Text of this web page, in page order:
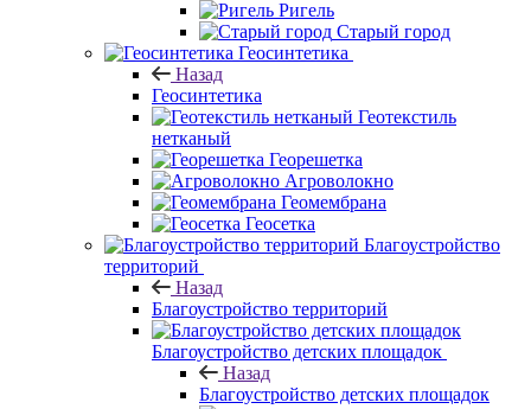
Ригель
Старый город
Геосинтетика
Назад
Геосинтетика
Геотекстиль
нетканый
Георешетка
Агроволокно
Геомембрана
Геосетка
Благоустройство
территорий
Назад
Благоустройство территорий
Благоустройство детских площадок
Назад
Благоустройство детских площадок